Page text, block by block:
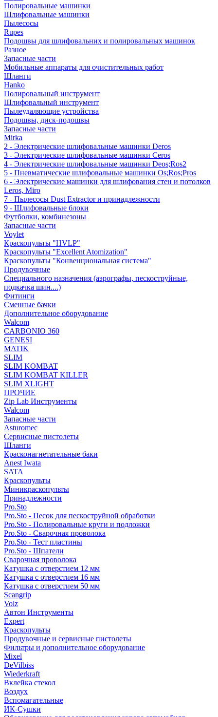
Полировальные машинки
Шлифовальные машинки
Пылесосы
Rupes
Подошвы для шлифовальних и полировальных машинок
Разное
Запасные части
Мобильные аппараты для очистительных работ
Шланги
Hanko
Полировальный инструмент
Шлифовальный инструмент
Пылеудаляющие устройства
Подошвы, диск-подошвы
Запасные части
Mirka
2 - Электрические шлифовальные машинки Deros
3 - Электрические шлифовальные машинки Ceros
4 - Электрические шлифовальные машинки Deos;Ros2
5 - Пневматические шлифовальные машинки Os;Ros;Pros
6 - Электрические машинки для шлифования стен и потолков
Leros, Miro
7 - Пылесосы Dust Extractor и принадлежности
9 - Шлифовальные блоки
Футболки, комбинезоны
Запасные части
Voylet
Краскопульты "HVLP"
Краскопульты "Excellent Atomization"
Краскопульты "Конвенциональная система"
Продувочные
Специального назначения (аэрографы, пескоструйные,
подкачка шин....)
Фитинги
Сменные бачки
Дополнительное оборудование
Walcom
CARBONIO 360
GENESI
MATIK
SLIM
SLIM KOMBAT
SLIM KOMBAT KILLER
SLIM XLIGHT
ПРОЧИЕ
Zip Lab Инструменты
Walсom
Запасные части
Asturomec
Сервисные пистолеты
Шланги
Красконагнетательные баки
Anest Iwata
SATA
Краскопульты
Миникраскопульты
Принадлежности
Pro.Sto
Pro.Sto - Песок для пескоструйной обработки
Pro.Sto - Полировальные круги и подложки
Pro.Sto - Сварочная проволока
Pro.Sto - Тест пластины
Pro.Sto - Шпатели
Сварочная проволока
Катушка с отверстием 12 мм
Катушка с отверстием 16 мм
Катушка с отверстием 50 мм
Scangrip
Volz
Автон Инструменты
Expert
Краскопульты
Продувочные и сервисные пистолеты
Фильтры и дополнительное оборудование
Mixel
DeVilbiss
Wiederkraft
Вклейка стекол
Воздух
Вспомагательные
ИК-Сушки